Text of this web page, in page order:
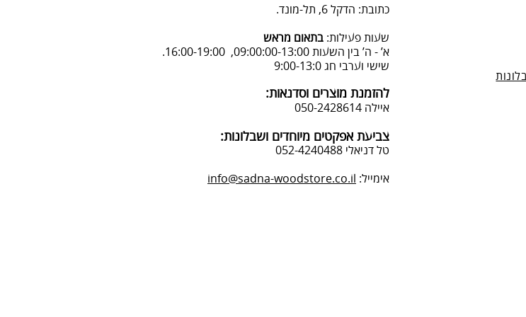
כתובת: הדקל 6, תל-מונד.
שעות פעילות: בתאום מראש
א’ - ה’ בין השעות 09:00:00-13:00, 16:00-19:00.
שישי וערבי חג 9:00-13:0
להזמנת מוצרים וסדנאות:
איילה 050-2428614
צביעת אפקטים מיוחדים ושבלונות:
טל דניאלי 052-4240488
אימייל: info@sadna-woodstore.co.il